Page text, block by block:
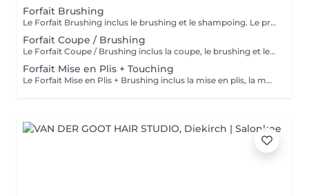
Forfait Brushing
Le Forfait Brushing inclus le brushing et le shampoing. Le prix pourra varier en fonction de la longueur des cheveux. Pour tout renseignement complémentaire, n'hésitez pas à nous appeler.
Forfait Coupe / Brushing
Le Forfait Coupe / Brushing inclus la coupe, le brushing et le shampoing. Le prix pourra varier en fonction de la longueur des cheveux. Pour tout renseignement complémentaire, n'hésitez pas à nous appeler.
Forfait Mise en Plis + Touching
Le Forfait Mise en Plis + Brushing inclus la mise en plis, la mousse et le shampoing. Le prix pourra varier en fonction de la longueur des cheveux. Pour tout renseignement complémentaire, n'hésitez pas à nous appeler.